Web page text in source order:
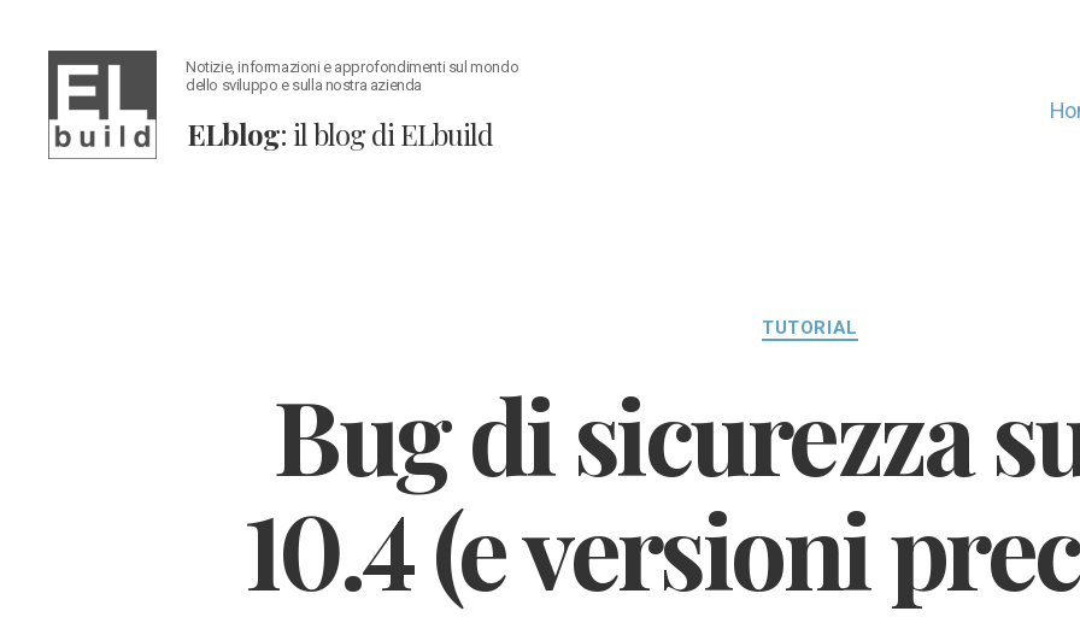
Notizie, informazioni e approfondimenti sul mondo
dello sviluppo e sulla nostra azienda
ELblog: il blog di ELbuild
Categorie
TUTORIAL
Bug di sicurezza
10.4 (e versioni